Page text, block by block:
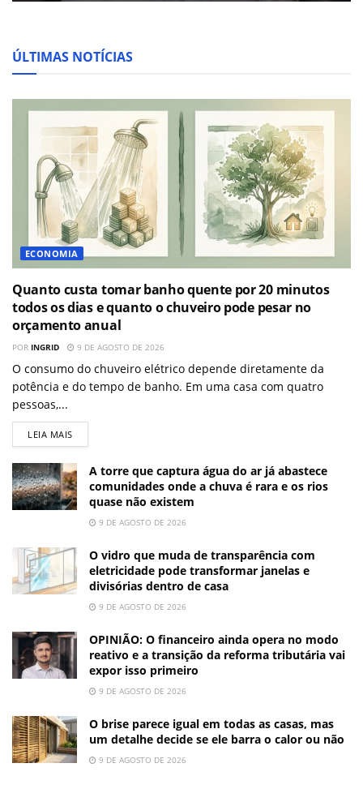
ÚLTIMAS NOTÍCIAS
ECONOMIA
Quanto custa tomar banho quente por 20 minutos
todos os dias e quanto o chuveiro pode pesar no
orçamento anual
POR INGRID 9 DE AGOSTO DE 2026
O consumo do chuveiro elétrico depende diretamente da
potência e do tempo de banho. Em uma casa com quatro
pessoas,...
LEIA MAIS
A torre que captura água do ar já abastece
comunidades onde a chuva é rara e os rios
quase não existem
9 DE AGOSTO DE 2026
O vidro que muda de transparência com
eletricidade pode transformar janelas e
divisórias dentro de casa
9 DE AGOSTO DE 2026
OPINIÃO: O financeiro ainda opera no modo
reativo e a transição da reforma tributária vai
expor isso primeiro
9 DE AGOSTO DE 2026
O brise parece igual em todas as casas, mas
um detalhe decide se ele barra o calor ou não
9 DE AGOSTO DE 2026